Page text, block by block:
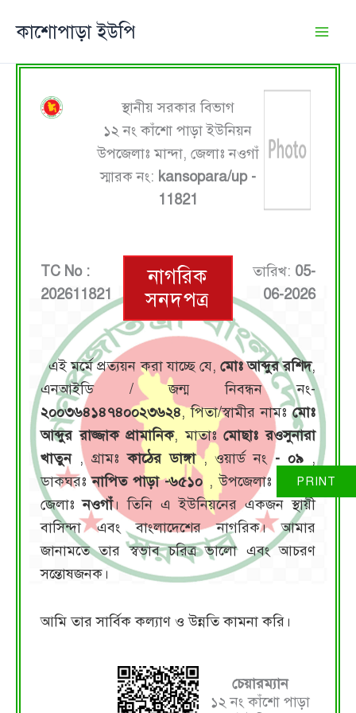
কাশোপাড়া ইউপি
স্থানীয় সরকার বিভাগ
১২ নং কাঁশো পাড়া ইউনিয়ন
উপজেলাঃ মান্দা, জেলাঃ নওগাঁ
স্মারক নং: kansopara/up -
11821
TC No :
202611821
নাগরিক
সনদপত্র
তারিখ: 05-
06-2026
এই মর্মে প্রত্যয়ন করা যাচ্ছে যে, মোঃ আব্দুর রশিদ,
এনআইডি / জন্ম নিবন্ধন নং-
২০০৩৬৪১৪৭৪০০২৩৬২৪, পিতা/স্বামীর নামঃমোঃ
আব্দুর রাজ্জাক প্রামানিক, মাতাঃমোছাঃ রওসুনারা
খাতুন , গ্রামঃকাঠের ডাঙ্গা, ওয়ার্ড নং - ০৯ ,
ডাকঘরঃনাপিত পাড়া -৬৫১০ , উপজেলাঃ মান্দা,
জেলাঃনওগাঁ। তিনি এ ইউনিয়নের একজন স্থায়ী
বাসিন্দা এবং বাংলাদেশের নাগরিক। আমার
জানামতে তার স্বভাব চরিত্র ভালো এবং আচরণ
সন্তোষজনক।
আমি তার সার্বিক কল্যাণ ও উন্নতি কামনা করি।
চেয়ারম্যান
১২ নং কাঁশো পাড়া